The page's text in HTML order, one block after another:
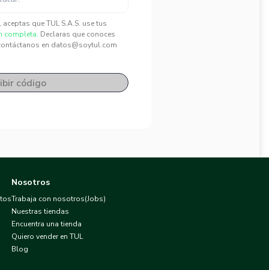
que TUL S.A.S. use tus
completa. Declaras que conoces
en datos@soytul.com
código
Nosotros
Trabaja con nosotros(Jobs)
Nuestras tiendas
Encuentra una tienda
Quiero vender en TUL
Blog